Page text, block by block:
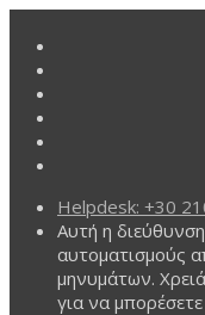
Helpdesk: +30
Αυτή η
αυτοματισμούς
μηνυμάτων.
για να